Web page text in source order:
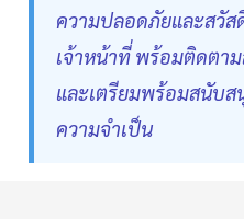
ความปลอดภัยและสวั
เจ้าหน้าที่ พร้อมติดตา
และเตรียมพร้อมสนับส
ความจำเป็น